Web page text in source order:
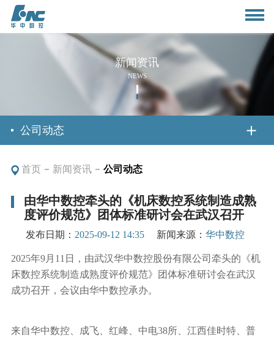
首页
关于我们
公司简介
组织架构
资质荣誉
新闻资讯
公司动态
行业动态
产品与应用
应用案例
新闻资讯
NEWS
公司动态
首页 新闻资讯 公司动态
由华中数控牵头的《机床数控系统制造成熟
度评价规范》团体标准研讨会在武汉召开
发布日期： 2025-09-12 14:35 新闻来源：华中数控
2025年9月11日，由武汉华中数控股份有限公司牵头的《机
床数控系统制造成熟度评价规范》团体标准研讨会在武汉
成功召开，会议由华中数控承办。
来自华中数控、成飞、红峰、中电38所、江西佳时特、普